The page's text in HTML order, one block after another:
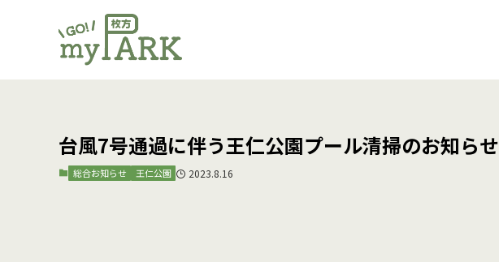
台風7号通過に伴う王仁公園プール清掃のお知らせ
総合お知らせ 王仁公園 2023.8.16